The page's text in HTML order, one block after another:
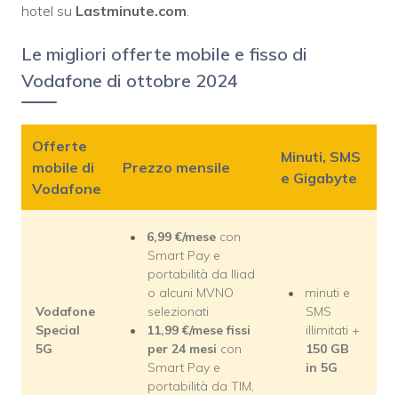
hotel su Lastminute.com
Le migliori offerte mobile e fisso di
Vodafone di ottobre 2024
Offerte
mobile di
Vodafone
Prezzo mensile
Minuti, SMS
e Gigabyte
Vodafone
Special
5G
6,99 €/mese con
Smart Pay e
portabilità da Iliad
o alcuni MVNO
selezionati
11,99€/mesefissi
per 24 mesi con
Smart Pay e
portabilità da TIM,
minuti e
SMS
illimitati +
150 GB
in 5G